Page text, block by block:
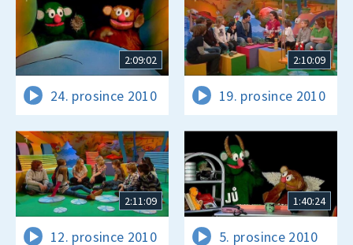
2:09:02
24. prosince 2010
2:10:09
19. prosince 2010
2:11:09
12. prosince 2010
1:40:24
5. prosince 2010